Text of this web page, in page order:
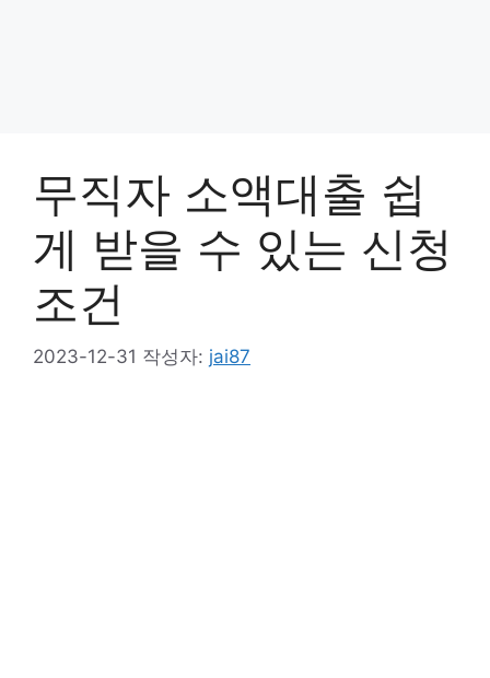
무직자 소액대출 쉽
게 받을 수 있는 신청
조건
2023-12-31 작성자: jai87